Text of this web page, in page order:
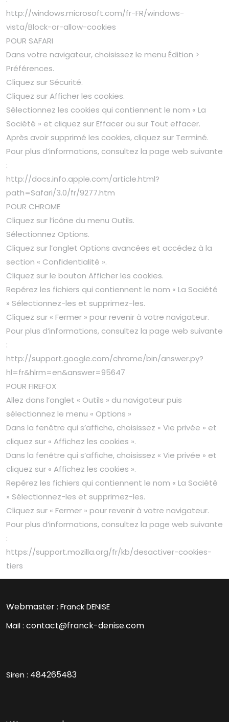
http://windows.microsoft.com/fr-FR/windows-
vista/Block-or-allow-cookies
POUR SAFARI
Dans votre navigateur, choisissez le menu Édition >
Préférences.
Cliquez sur Sécurité.
Cliquez sur Afficher les cookies.
Sélectionnez les cookies qui contiennent le nom « La
Société » et cliquez sur Effacer ou sur Tout effacer.
Après avoir supprimé les cookies, cliquez sur Terminé.
Pour plus d’informations, consultez la page web suivante
:
http://docs.info.apple.com/article.html?
path=Safari/3.0/fr/9277.htm
POUR CHROME
Cliquez sur l’icône du menu Outils.
Sélectionnez Options.
Cliquez sur l’onglet Options avancées et accédez à la
section « Confidentialité ».
Cliquez sur le bouton Afficher les cookies.
Repérez les fichiers qui contiennent le nom « La Société
» Sélectionnez-les et supprimez-les.
Cliquez sur « Fermer » pour revenir à votre navigateur.
Pour plus d’informations, consultez la page web suivante
:
http://support.google.com/chrome/bin/answer.py?
hl=fr&hlrm=en&answer=95647
POUR FIREFOX
Allez dans l’onglet « Outils » du navigateur puis
sélectionnez le menu « Options »
Dans la fenêtre qui s’affiche, choisissez « Vie privée » et
cliquez sur « Affichez les cookies ».
Dans la fenêtre qui s’affiche, choisissez « Vie privée » et
cliquez sur « Affichez les cookies ».
Repérez les fichiers qui contiennent le nom « La Société
» Sélectionnez-les et supprimez-les.
Cliquez sur « Fermer » pour revenir à votre navigateur.
Pour plus d’informations, consultez la page web suivante
:
https://support.mozilla.org/fr/kb/desactiver-cookies-
tiers
Webmaster: Franck DENISE
Mail : contact@franck-denise.com
Siren : 484265483